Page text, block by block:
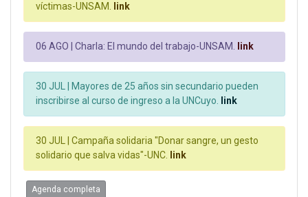
víctimas-UNSAM. link
06 AGO | Charla: El mundo del trabajo-UNSAM. link
30 JUL |
Mayores de 25 años sin secundario pueden
inscribirse al curso de ingreso a la UNCuyo. link
30 JUL | Campaña solidaria "Donar sangre, un gesto
solidario que salva vidas"-UNC. link
Agenda completa